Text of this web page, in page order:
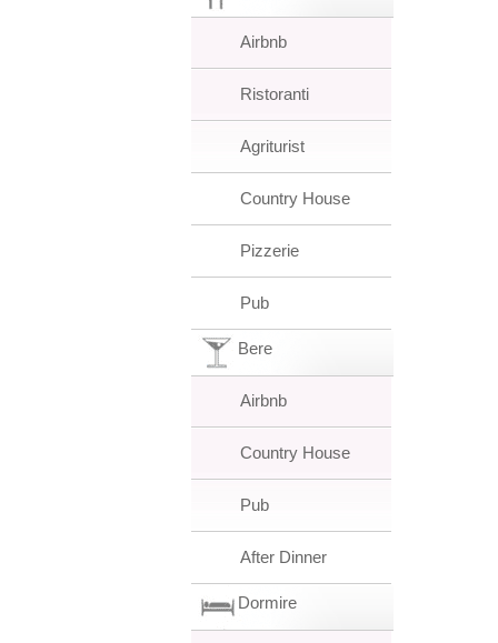
Airbnb
Ristoranti
Agriturist
Country House
Pizzerie
Pub
Bere
Airbnb
Country House
Pub
After Dinner
Dormire